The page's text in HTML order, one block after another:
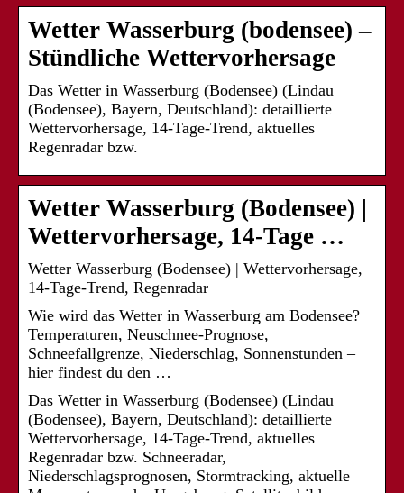
Wetter Wasserburg (bodensee) –
Stündliche Wettervorhersage
Das Wetter in Wasserburg (Bodensee) (Lindau
(Bodensee), Bayern, Deutschland): detaillierte
Wettervorhersage, 14-Tage-Trend, aktuelles
Regenradar bzw.
Wetter Wasserburg (Bodensee) |
Wettervorhersage, 14-Tage …
Wetter Wasserburg (Bodensee) | Wettervorhersage,
14-Tage-Trend, Regenradar
Wie wird das Wetter in Wasserburg am Bodensee?
Temperaturen, Neuschnee-Prognose,
Schneefallgrenze, Niederschlag, Sonnenstunden –
hier findest du den …
Das Wetter in Wasserburg (Bodensee) (Lindau
(Bodensee), Bayern, Deutschland): detaillierte
Wettervorhersage, 14-Tage-Trend, aktuelles
Regenradar bzw. Schneeradar,
Niederschlagsprognosen, Stormtracking, aktuelle